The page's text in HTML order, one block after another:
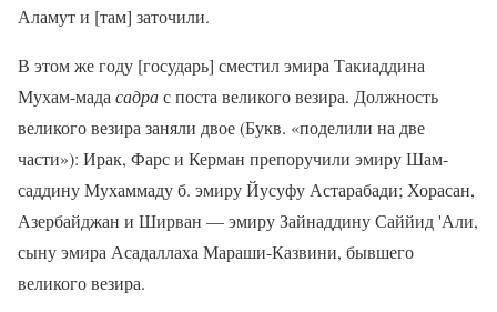
Аламут и [там] заточили.
В этом же году [государь] сместил эмира Такиаддина
Мухам-мада садрас поста великого везира. Должность
великого везира заняли двое (Букв. «поделили на две
части»): Ирак, Фарс и Керман препоручили эмиру Шам-
саддину Мухаммаду б. эмиру Йусуфу Астарабади; Хорасан,
Азербайджан и Ширван — эмиру Зайнаддину Саййид 'Али,
сыну эмира Асадаллаха Мараши-Казвини, бывшего
великого везира.